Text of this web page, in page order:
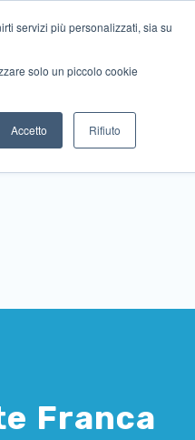
servizi più personalizzati, sia su
solo un piccolo cookie
Accetto Rifiuto
Franca